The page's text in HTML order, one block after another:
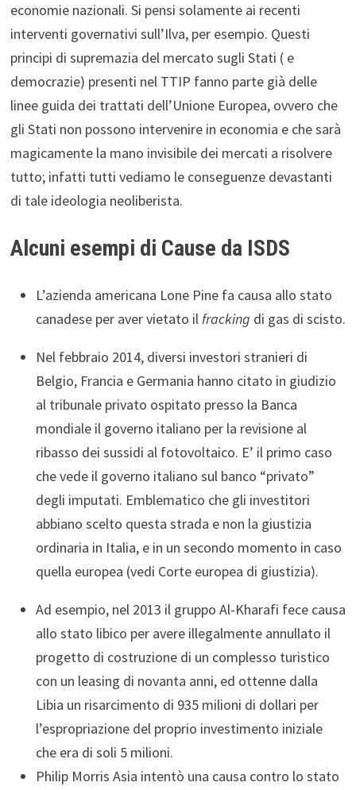
economie nazionali. Si pensi solamente ai recenti
interventi governativi sull’Ilva, per esempio. Questi
principi di supremazia del mercato sugli Stati ( e
democrazie) presenti nel TTIP fanno parte già delle
linee guida dei trattati dell’Unione Europea, ovvero che
gli Stati non possono intervenire in economia e che sarà
magicamente la mano invisibile dei mercati a risolvere
tutto; infatti tutti vediamo le conseguenze devastanti
di tale ideologia neoliberista.
Alcuni esempi di Cause da ISDS
L’azienda americana Lone Pine fa causa allo stato
canadese per aver vietato il fracking di gas di scisto.
Nel febbraio 2014, diversi investori stranieri di
Belgio, Francia e Germania hanno citato in giudizio
al tribunale privato ospitato presso la Banca
mondiale il governo italiano per la revisione al
ribasso dei sussidi al fotovoltaico. E’ il primo caso
che vede il governo italiano sul banco “privato”
degli imputati. Emblematico che gli investitori
abbiano scelto questa strada e non la giustizia
ordinaria in Italia, e in un secondo momento in caso
quella europea (vedi Corte europea di giustizia).
Ad esempio, nel 2013 il gruppo Al-Kharafi fece causa
allo stato libico per avere illegalmente annullato il
progetto di costruzione di un complesso turistico
con un leasing di novanta anni, ed ottenne dalla
Libia un risarcimento di 935 milioni di dollari per
l’espropriazione del proprio investimento iniziale
che era di soli 5 milioni.
Philip Morris Asia intentò una causa contro lo stato